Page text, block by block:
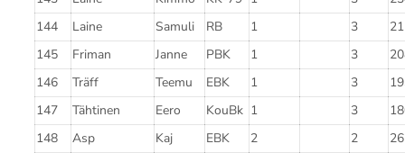
144
Laine Samuli RB 1 3
145
Friman Janne PBK 1 3
146
Träff Teemu EBK 1 3
147
Tähtinen Eero KouBk 1 3
148
Asp Kaj EBK 2 2